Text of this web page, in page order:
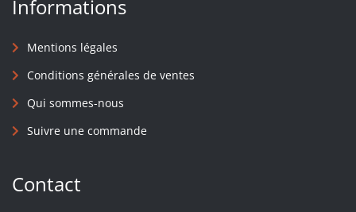
Informations
Mentions légales
Conditions générales de ventes
Qui sommes-nous
Suivre une commande
Contact